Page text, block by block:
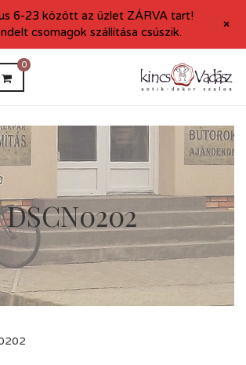
0
DSCN0202
6-23 között az üzlet ZÁRVA tart!
csomagok szállítása csúszik.
+